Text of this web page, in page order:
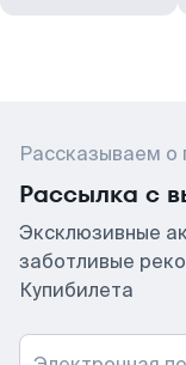
Рассказываем о
Рассылка с
Эксклюзивные
заботливые
Купибилета